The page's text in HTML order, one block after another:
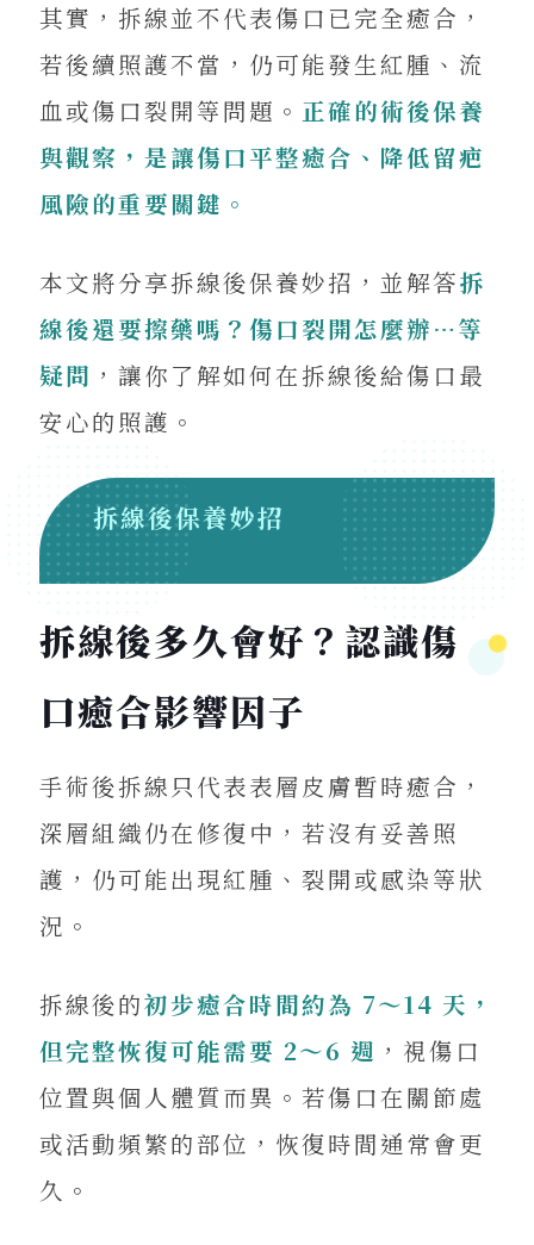
其實，拆線並不代表傷口已完全癒合，
若後續照護不當，仍可能發生紅腫、流
血或傷口裂開等問題。 正確的術後保養
與觀察，是讓傷口平整癒合、降低留疤
風險的重要關鍵。
本文將分享拆線後保養妙招，並解答拆
線後還要擦藥嗎？傷口裂開怎麼辦…等
疑問 ，讓你了解如何在拆線後給傷口最
安心的照護。
拆線後保養妙招
拆線後多久會好？認識傷
口癒合影響因子
手術後拆線只代表表層皮膚暫時癒合，
深層組織仍在修復中，若沒有妥善照
護，仍可能出現紅腫、裂開或感染等狀
況。
拆線後的初步癒合時間約為 7～14 天，
但完整恢復可能需要 2～6 週 ，視傷口
位置與個人體質而異。若傷口在關節處
或活動頻繁的部位，恢復時間通常會更
久。